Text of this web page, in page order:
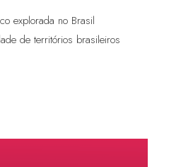
explorada no Brasil
de territórios brasileiros